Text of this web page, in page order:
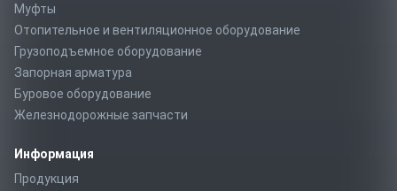
Муфты
Отопительное и вентиляционное оборудование
Грузоподъемное оборудование
Запорная арматура
Буровое оборудование
Железнодорожные запчасти
Информация
Продукция